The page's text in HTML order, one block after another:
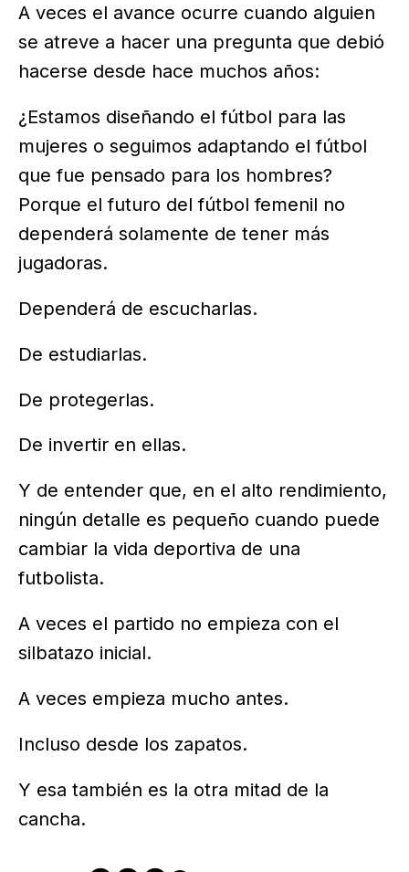
A veces el avance ocurre cuando alguien
se atreve a hacer una pregunta que debió
hacerse desde hace muchos años:
¿Estamos diseñando el fútbol para las
mujeres o seguimos adaptando el fútbol
que fue pensado para los hombres?
Porque el futuro del fútbol femenil no
dependerá solamente de tener más
jugadoras.
Dependerá de escucharlas.
De estudiarlas.
De protegerlas.
De invertir en ellas.
Y de entender que, en el alto rendimiento,
ningún detalle es pequeño cuando puede
cambiar la vida deportiva de una
futbolista.
A veces el partido no empieza con el
silbatazo inicial.
A veces empieza mucho antes.
Incluso desde los zapatos.
Y esa también es la otra mitad de la
cancha.